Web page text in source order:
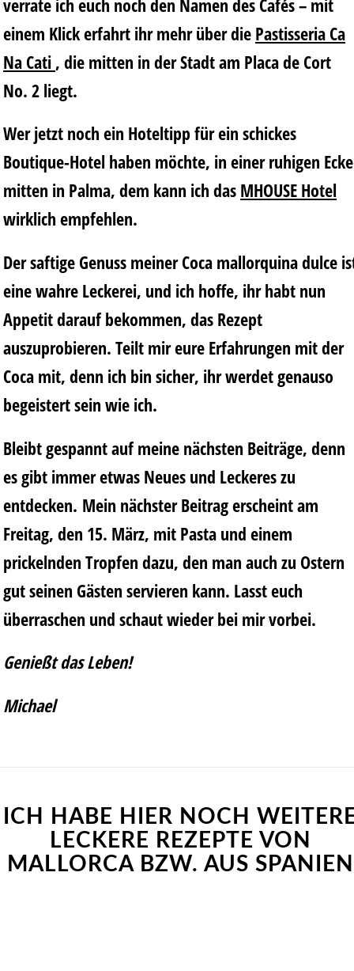
einem Klick erfahrt ihr mehr über die Pastisseria Ca
Na Cati , die mitten in der Stadt am Placa de Cort
No. 2 liegt.
Wer jetzt noch ein Hoteltipp für ein schickes
Boutique-Hotel haben möchte, in einer ruhigen Ecke
mitten in Palma, dem kann ich das MHOUSE Hotel
wirklich empfehlen.
Der saftige Genuss meiner Coca mallorquina dulce
eine wahre Leckerei, und ich hoffe, ihr habt nun
Appetit darauf bekommen, das Rezept
auszuprobieren. Teilt mir eure Erfahrungen mit der
Coca mit, denn ich bin sicher, ihr werdet genauso
begeistert sein wie ich.
Bleibt gespannt auf meine nächsten Beiträge, denn
es gibt immer etwas Neues und Leckeres zu
entdecken. Mein nächster Beitrag erscheint am
Freitag, den 15. März, mit Pasta und einem
prickelnden Tropfen dazu, den man auch zu Ostern
gut seinen Gästen servieren kann. Lasst euch
überraschen und schaut wieder bei mir vorbei.
Genießt das Leben!
Michael
ICH HABE HIER NOCH
LECKERE REZEPTE VON
MALLORCA BZW. AUS SPANIEN